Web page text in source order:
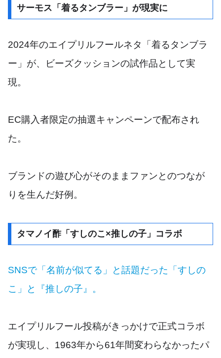
サーモス「着るタンブラー」が現実に
2024年のエイプリルフールネタ「着るタンブラ
ー」が、ビーズクッションの試作品として実
現。
EC購入者限定の抽選キャンペーンで配布され
た。
ブランドの遊び心がそのままファンとのつなが
りを生んだ好例。
タマノイ酢「すしのこ×推しの子」コラボ
SNSで「名前が似てる」と話題だった「すしの
こ」と『推しの子』。
エイプリルフール投稿がきっかけで正式コラボ
が実現し、1963年から61年間変わらなかったパ